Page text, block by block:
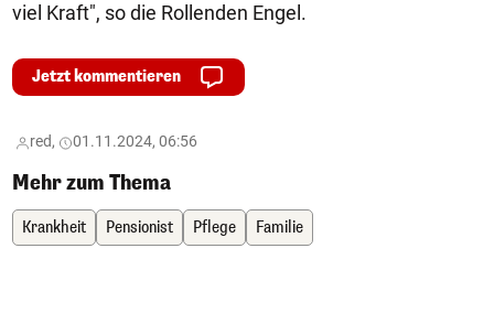
viel Kraft", so die Rollenden Engel.
Jetzt kommentieren
red, 01.11.2024, 06:56
Mehr zum Thema
Krankheit Pensionist Pflege Familie